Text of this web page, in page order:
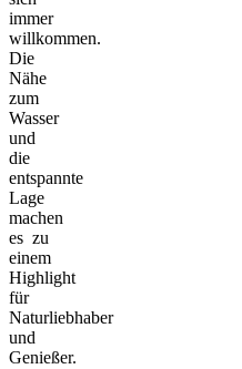
immer
willkommen.
Die
Nähe
zum
Wasser
und
die
entspannte
Lage
machen
es zu
einem
Highlight
für
Naturliebhaber
und
Genießer.